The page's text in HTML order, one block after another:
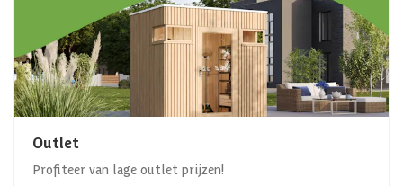
Outlet
Profiteer van lage outlet prijzen!